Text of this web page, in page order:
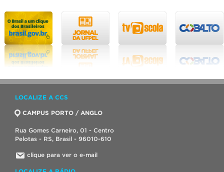
LOCALIZE A CCS
CAMPUS PORTO / ANGLO
Rua Gomes Carneiro, 01 - Centro
Pelotas - RS, Brasil - 96010-610
clique para ver o e-mail